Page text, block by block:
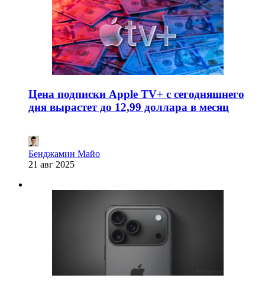
Цена подписки Apple TV+ с сегодняшнего
дня вырастет до 12,99 доллара в месяц
Бенджамин Майо
21 авг 2025